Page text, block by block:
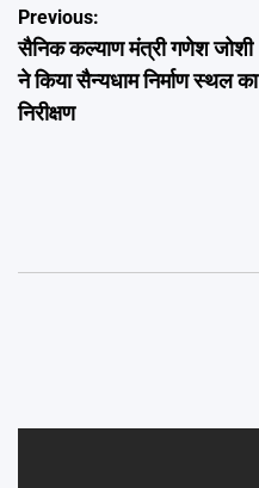
Post
navigation
Previous:
सैनिक कल्याण मंत्री गणेश जोशी
ने किया सैन्यधाम निर्माण स्थल का
निरीक्षण